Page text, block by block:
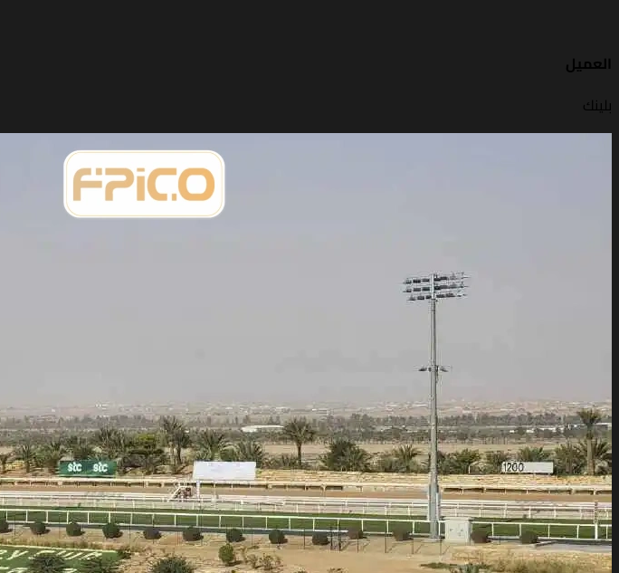
العميل
بلينك